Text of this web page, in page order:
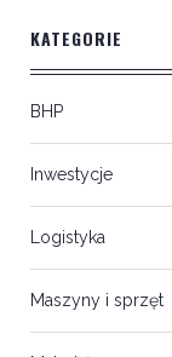
KATEGORIE
BHP
Inwestycje
Logistyka
Maszyny i sprzęt